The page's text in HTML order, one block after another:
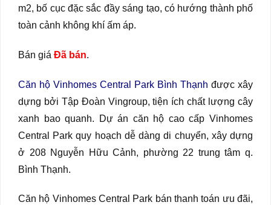
m2, bố cục đặc sắc đầy sáng tạo, có hướng thành phố
toàn cảnh không khí ấm áp.
Bán giá Đã bán.
Căn hộ Vinhomes Central Park Bình Thạnh được xây
dựng bởi Tập Đoàn Vingroup, tiện ích chất lượng cây
xanh bao quanh. Dự án căn hộ cao cấp Vinhomes
Central Park quy hoạch dễ dàng di chuyển, xây dựng
ở 208 Nguyễn Hữu Cảnh, phường 22 trung tâm q.
Bình Thạnh.
Căn hộ Vinhomes Central Park bán thanh toán ưu đãi,